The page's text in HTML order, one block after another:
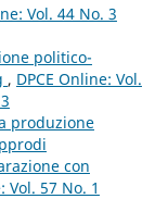
Vol. 44 No. 3
politico-
, DPCE Online: Vol.
produzione
con
Vol. 57 No. 1